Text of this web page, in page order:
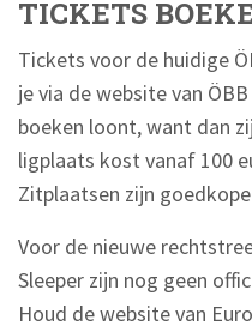
TICKETS
Tickets voor de huidige
je via de website van
boeken loont, want dan
ligplaats kost vanaf 100
Zitplaatsen zijn
Voor de nieuwe
Sleeper zijn nog geen
Houd de website van